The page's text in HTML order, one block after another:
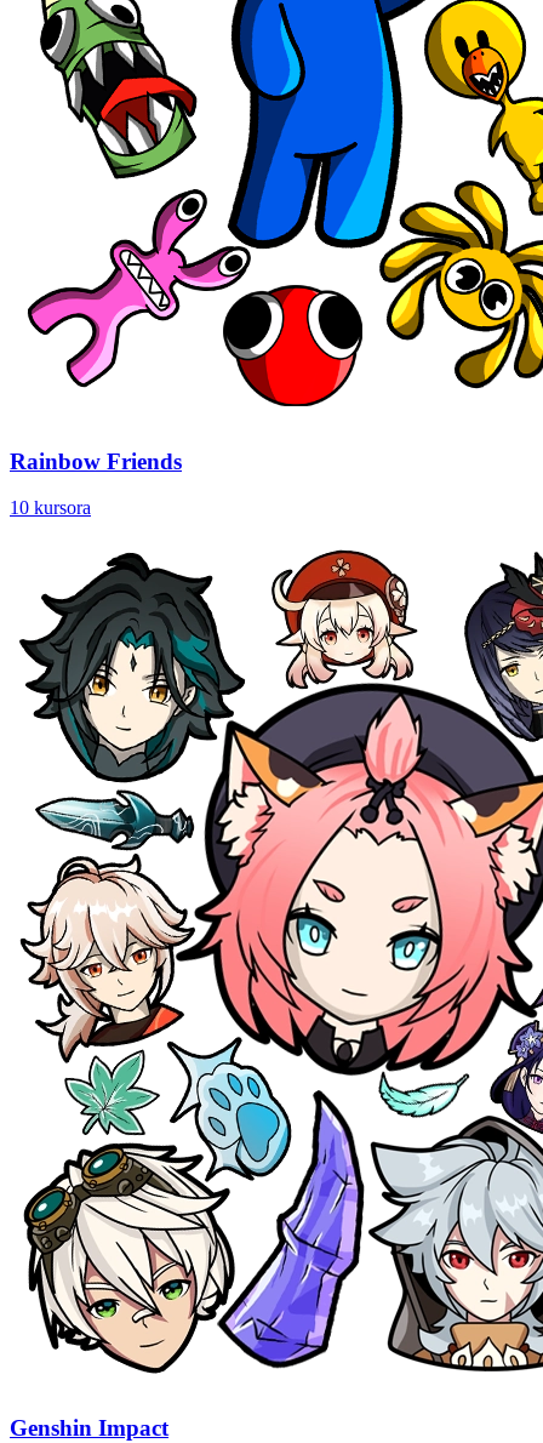
Rainbow Friends
10 kursora
Genshin Impact